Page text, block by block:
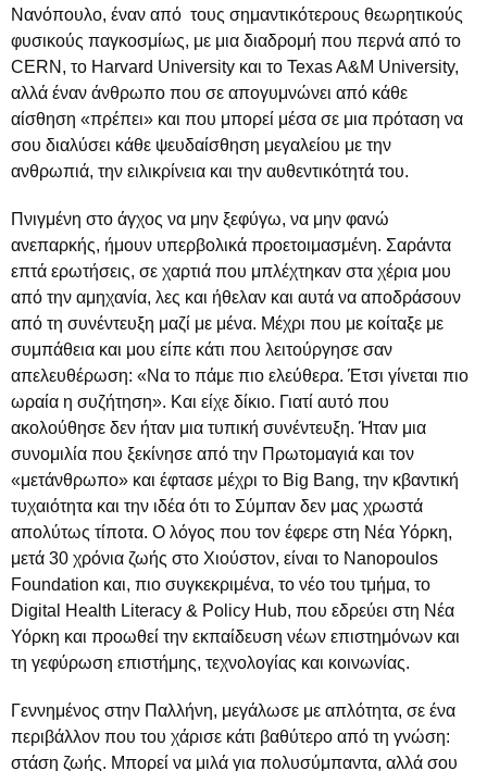
Νανόπουλο, έναν από τους σημαντικότερους θεωρητικούς
φυσικούς παγκοσμίως, με μια διαδρομή που περνά από το
CERN, το Harvard University και το Texas A&M University,
αλλά έναν άνθρωπο που σε απογυμνώνει από κάθε
αίσθηση «πρέπει» και που μπορεί μέσα σε μια πρόταση να
σου διαλύσει κάθε ψευδαίσθηση μεγαλείου με την
ανθρωπιά, την ειλικρίνεια και την αυθεντικότητά του.
Πνιγμένη στο άγχος να μην ξεφύγω, να μην φανώ
ανεπαρκής, ήμουν υπερβολικά προετοιμασμένη. Σαράντα
επτά ερωτήσεις, σε χαρτιά που μπλέχτηκαν στα χέρια μου
από την αμηχανία, λες και ήθελαν και αυτά να αποδράσουν
από τη συνέντευξη μαζί με μένα. Μέχρι που με κοίταξε με
συμπάθεια και μου είπε κάτι που λειτούργησε σαν
απελευθέρωση: «Να το πάμε πιο ελεύθερα. Έτσι γίνεται πιο
ωραία η συζήτηση». Και είχε δίκιο. Γιατί αυτό που
ακολούθησε δεν ήταν μια τυπική συνέντευξη. Ήταν μια
συνομιλία που ξεκίνησε από την Πρωτομαγιά και τον
«μετάνθρωπο» και έφτασε μέχρι το Big Bang, την κβαντική
τυχαιότητα και την ιδέα ότι το Σύμπαν δεν μας χρωστά
απολύτως τίποτα. Ο λόγος που τον έφερε στη Νέα Υόρκη,
μετά 30 χρόνια ζωής στο Χιούστον, είναι το Nanopoulos
Foundation και, πιο συγκεκριμένα, το νέο του τμήμα, το
Digital Health Literacy & Policy Hub, που εδρεύει στη Νέα
Υόρκη και προωθεί την εκπαίδευση νέων επιστημόνων και
τη γεφύρωση επιστήμης, τεχνολογίας και κοινωνίας.
Γεννημένος στην Παλλήνη, μεγάλωσε με απλότητα, σε ένα
περιβάλλον που του χάρισε κάτι βαθύτερο από τη γνώση:
στάση ζωής. Μπορεί να μιλά για πολυσύμπαντα, αλλά σου